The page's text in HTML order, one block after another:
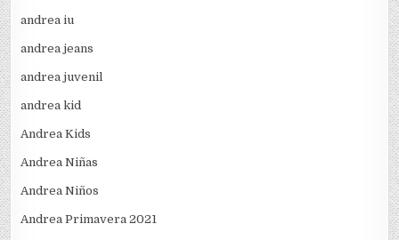
andrea iu
andrea jeans
andrea juvenil
andrea kid
Andrea Kids
Andrea Niñas
Andrea Niños
Andrea Primavera 2021